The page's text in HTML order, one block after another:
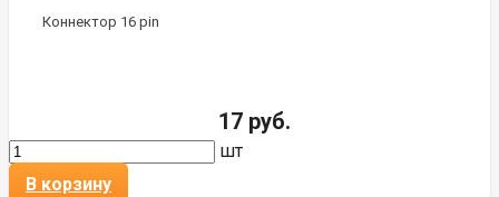
Коннектор 16 pin
17 руб.
шт
В корзину